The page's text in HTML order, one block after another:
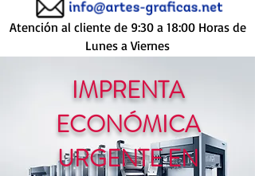
Atención al cliente de 9:30 a 18:00 Horas de
Lunes a Viernes
IMPRENTA
ECONÓMICA
URGENTE EN